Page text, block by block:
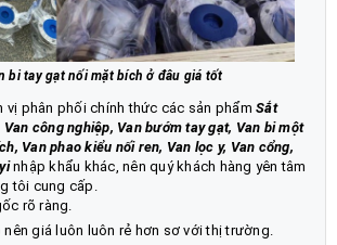
bi tay gạt nối mặt bích ở đâu giá tốt
vị phân phối chính thức các sản phẩm Sắt
Van công nghiệp, Van bướm tay gạt, Van bi một
, Van phao kiểu nối ren, Van lọc y, Van cổng,
nhập khẩu khác, nên quý khách hàng yên tâm
tôi cung cấp.
rõ ràng.
giá luôn luôn rẻ hơn sơ với thị trường.